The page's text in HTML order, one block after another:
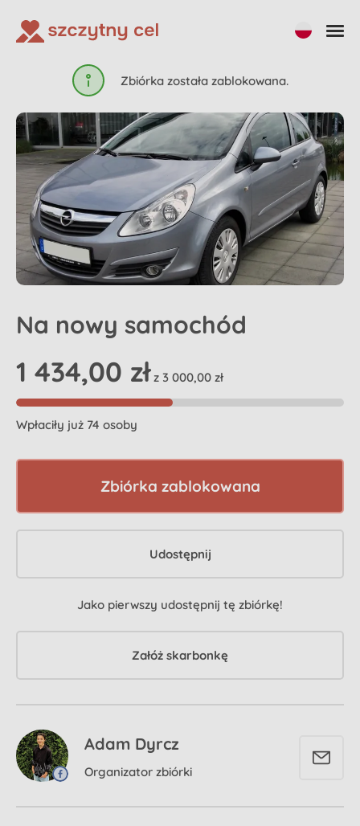
Zbiórka została zablokowana.
Na nowy samochód
1 434,00 zł z 3 000,00 zł
Wpłaciły już 74 osoby
Zbiórka zablokowana
Udostępnij
Jako pierwszy udostępnij tę zbiórkę!
Załóż skarbonkę
Adam Dyrcz
Organizator zbiórki
Udostępnij